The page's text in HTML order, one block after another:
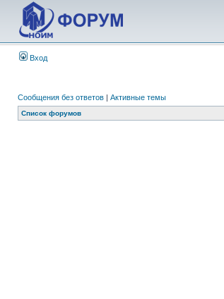
Вход
Сообщения без ответов | Активные темы
Список форумов